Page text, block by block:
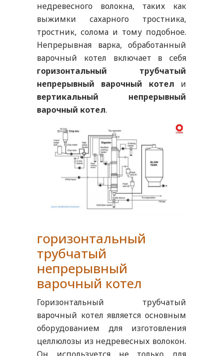
недревесного волокна, таких как
выжимки сахарного тростника,
тростник, солома и тому подобное.
Непрерывная варка, обработанный
варочный котел включает в себя
горизонтальный трубчатый
непрерывный варочный котел и
вертикальный непрерывный
варочный котел.
горизонтальный
трубчатый
непрерывный
варочный котел
Горизонтальный трубчатый
варочный котел является основным
оборудованием для изготовления
целлюлозы из недревесных волокон.